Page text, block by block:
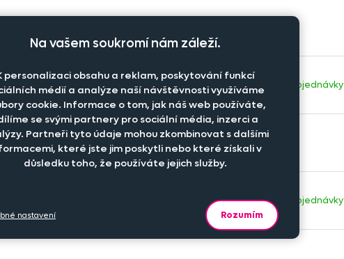
Cena na eshopu Dostupnost
209 Kč Šijeme na základě objednávky
209 Kč Skladem
Šijeme na základě objednávky
Na vašem soukromí nám záleží.
personalizaci obsahu a reklam, poskytování funkcí
médií a analýze naší návštěvnosti využíváme
cookie. Informace o tom, jak náš web používáte,
se svými partnery pro sociální média, inzerci a
Partneři tyto údaje mohou zkombinovat s dalšími
které jste jim poskytli nebo které získali v
důsledku toho, že používáte jejich služby.
Rozumím
nastavení